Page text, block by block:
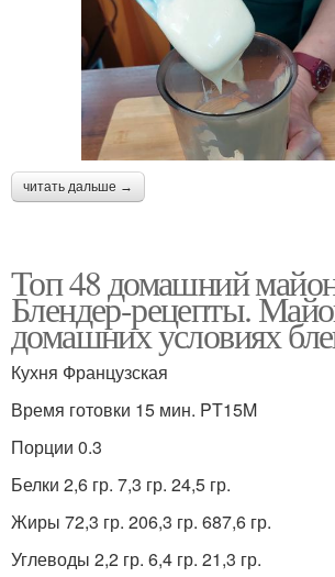
читать дальше →
Топ 48 домашний
Блендер-рецепты.
домашних условиях
Кухня Французская
Время готовки 15 мин. PT15M
Порции 0.3
Белки 2,6 гр. 7,3 гр. 24,5 гр.
Жиры 72,3 гр. 206,3 гр. 687,6 гр.
Углеводы 2,2 гр. 6,4 гр. 21,3 гр.